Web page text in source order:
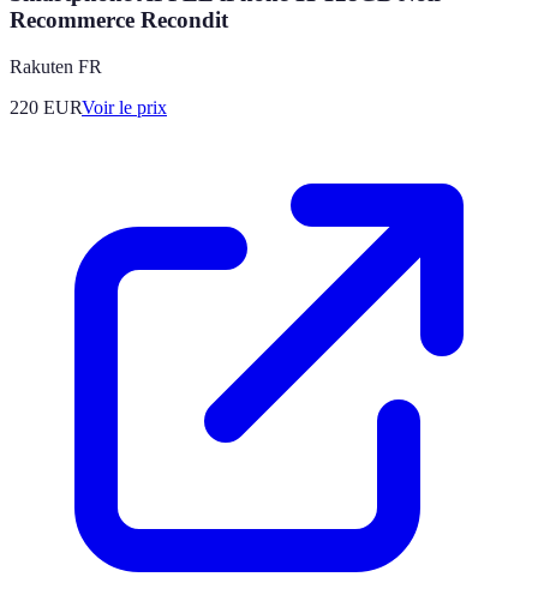
Recommerce Recondit
Rakuten FR
220 EURVoir le prix